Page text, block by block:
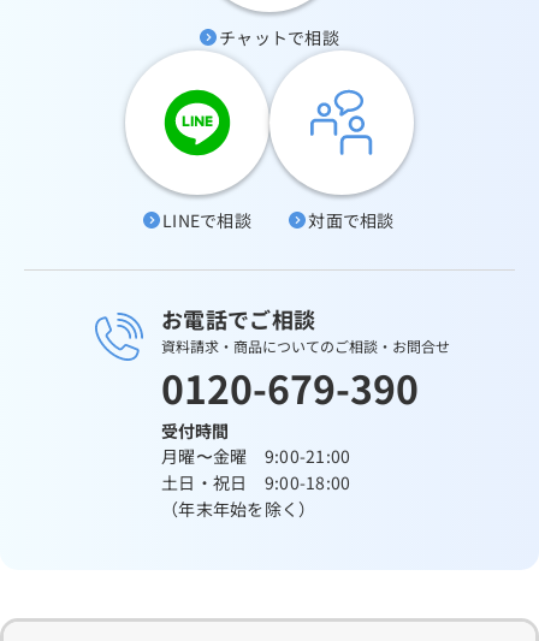
チャットで相談
LINEで相談 対面で相談
お電話でご相談
資料請求・商品についてのご相談・お問合せ
0120-679-390
受付時間
月曜〜金曜 9:00-21:00
土日・祝日 9:00-18:00
（年末年始を除く）